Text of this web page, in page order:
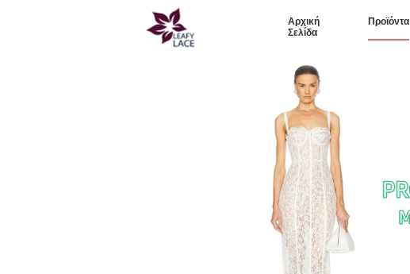
Αρχική
Σελίδα
Προϊόντα